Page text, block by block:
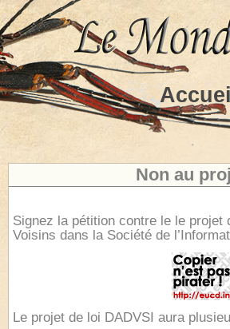
Non au
Signez la pétition contre le le projet
Voisins dans la Société de
Le projet de loi DADVSI aura